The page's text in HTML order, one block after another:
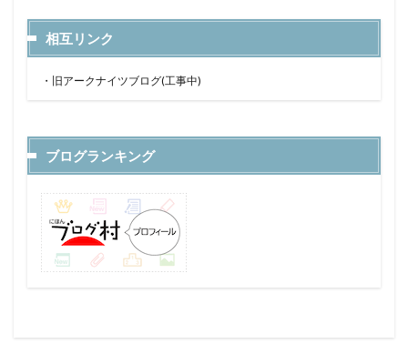
相互リンク
・ 旧アークナイツブログ(工事中)
ブログランキング